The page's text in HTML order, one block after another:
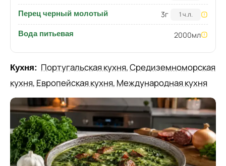
Перец черный молотый 3г 1 ч.л.
Вода питьевая 2000мл
Кухня: Португальская кухня,Средиземноморская
кухня, Европейская кухня, Международная кухня